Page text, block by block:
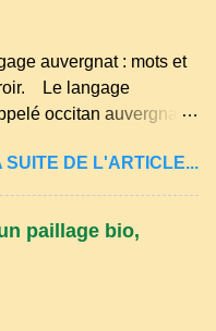
auvergnat : mots et
Le langage
occitan auvergnat ,
et dans
Massif central . Il
des langues romanes
dialectes du nord-
SUITE DE L'ARTICLE...
paillage bio,